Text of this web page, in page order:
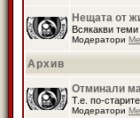
Нещата от
Всякакви
Модератори
Архив
Отминали
Т.е. по-
Модератори